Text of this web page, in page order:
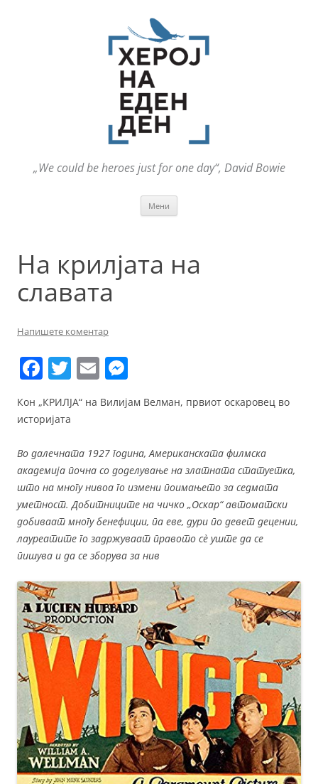
„We could be heroes just for one day“, David Bowie
Мени
На крилјата на
славата
Напишете коментар
F
a
c
b
o
o
k
T
w
itt
E
m
ai ss
n
g
er
Кон „КРИЛЈА“ на Вилијам Велман, првиот оскаровец во
историјата
Во далечната 1927 година, Американската филмска
академија почна со доделување на златната статуетка,
што на многу нивоа го измени поимањето за седмата
уметност. Добитниците на чичко „Оскар“ автоматски
добиваат многу бенефиции, па еве, дури по девет децении,
лауреатите го задржуваат правото сè уште да се
пишува и да се зборува за нив